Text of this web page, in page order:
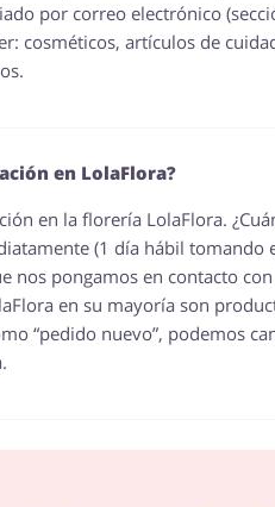
por correo electrónico
cosméticos, artículos de
en LolaFlora?
en la florería LolaFlora.
(1 día hábil
nos pongamos en contacto
en su mayoría son
“pedido nuevo”, podemos